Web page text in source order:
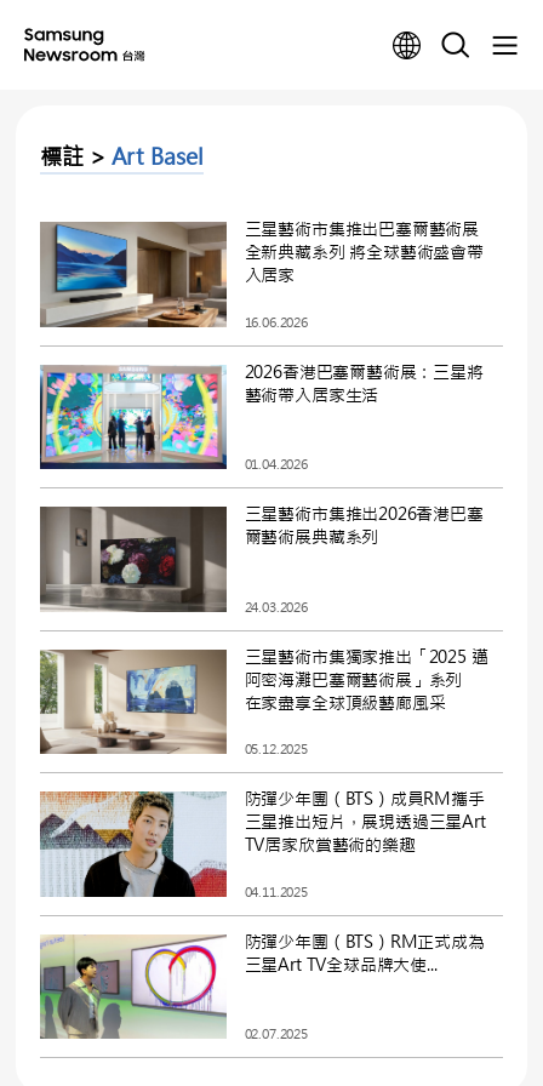
標註 > Art Basel
三星藝術市集推出巴塞爾藝術展
全新典藏系列 將全球藝術盛會帶
入居家
16.06.2026
2026香港巴塞爾藝術展：三星將
藝術帶入居家生活
01.04.2026
三星藝術市集推出2026香港巴塞
爾藝術展典藏系列
24.03.2026
三星藝術市集獨家推出「2025 邁
阿密海灘巴塞爾藝術展」系列
在家盡享全球頂級藝廊風采
05.12.2025
防彈少年團（BTS）成員RM攜手
三星推出短片，展現透過三星Art
TV居家欣賞藝術的樂趣
04.11.2025
防彈少年團（BTS）RM正式成為
三星Art TV全球品牌大使...
02.07.2025